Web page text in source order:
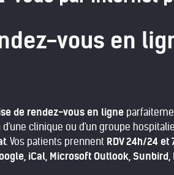
vous en
de rendez-vous en ligne
clinique ou d'un groupe
. Vos patients prennent RDV 24h/24 et
iCal, Microsoft Outlook, Sunbird,